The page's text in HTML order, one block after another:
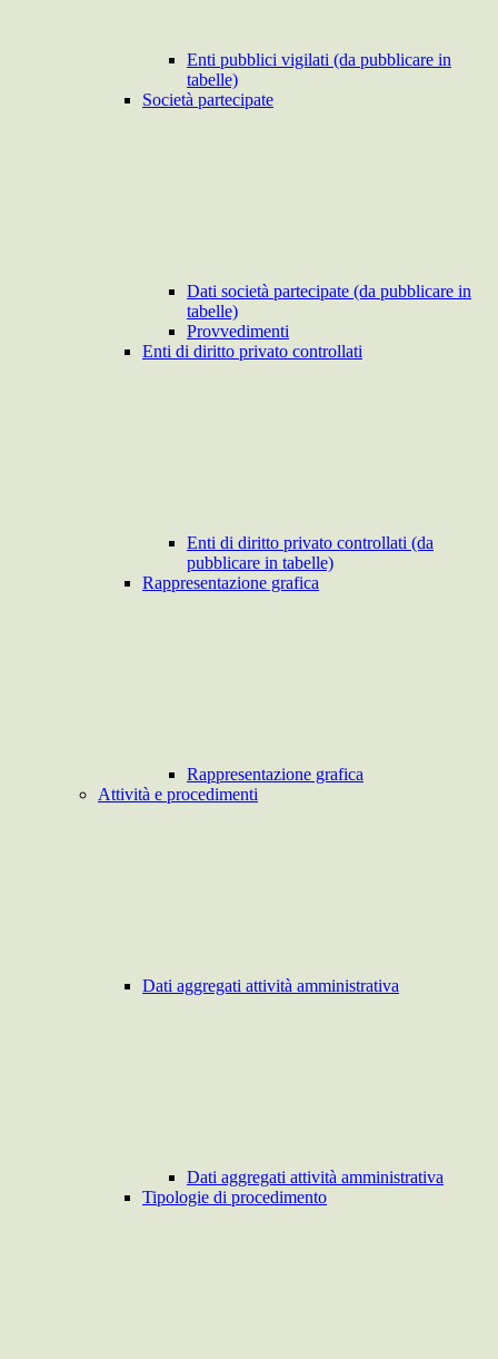
Enti pubblici vigilati (da pubblicare in
tabelle)
Società partecipate
Dati società partecipate (da pubblicare in
tabelle)
Provvedimenti
Enti di diritto privato controllati
Enti di diritto privato controllati (da
pubblicare in tabelle)
Rappresentazione grafica
Rappresentazione grafica
Attività e procedimenti
Dati aggregati attività amministrativa
Dati aggregati attività amministrativa
Tipologie di procedimento